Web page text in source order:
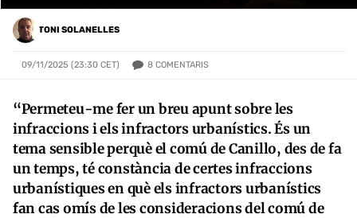
TONI SOLANELLES
09/11/2025 (23:30 CET) 8 COMENTARIS
“Permeteu-me fer un breu apunt sobre les
infraccions i els infractors urbanístics. És un
tema sensible perquè el comú de Canillo, des de fa
un temps, té constància de certes infraccions
urbanístiques en què els infractors urbanístics
fan cas omís de les consideracions del comú de